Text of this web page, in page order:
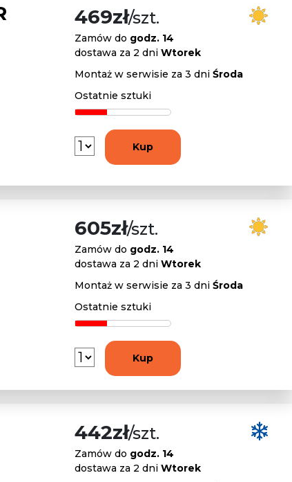
469zł/szt.
Zamów do godz. 14
dostawa za 2 dni Wtorek
Montaż w serwisie za 3 dni Środa
Ostatnie sztuki
Kup
605zł/szt.
Zamów do godz. 14
dostawa za 2 dni Wtorek
Montaż w serwisie za 3 dni Środa
Ostatnie sztuki
Kup
442zł/szt.
Zamów do godz. 14
dostawa za 2 dni Wtorek